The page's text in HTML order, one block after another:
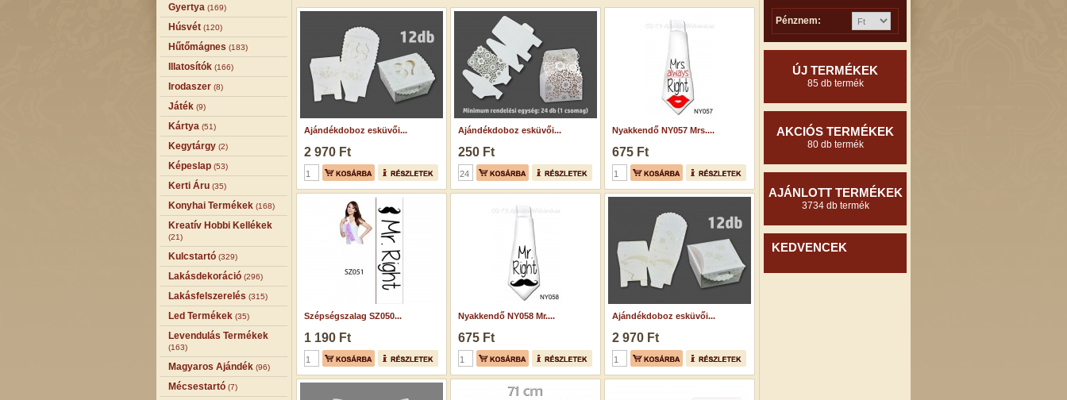
Gyertya (169)
Húsvét (120)
Hűtőmágnes (183)
Illatosítók (166)
Irodaszer (8)
Játék (9)
Kártya (51)
Kegytárgy (2)
Képeslap (53)
Kerti Áru (35)
Konyhai Termékek (168)
Kreatív Hobbi Kellékek
(21)
Kulcstartó (329)
Lakásdekoráció (296)
Lakásfelszerelés (315)
Led Termékek (35)
Levendulás Termékek
(163)
Magyaros Ajándék (96)
Mécsestartó (7)
Ajándékdoboz esküvői...
2 970 Ft
Ajándékdoboz esküvői...
250 Ft
Nyakkendő NY057 Mrs....
675 Ft
Szépségszalag SZ050...
1 190 Ft
Nyakkendő NY058 Mr....
675 Ft
Ajándékdoboz esküvői...
2 970 Ft
Pénznem:
ÚJ TERMÉKEK
85 db termék
AKCIÓS TERMÉKEK
80 db termék
AJÁNLOTT TERMÉKEK
3734 db termék
KEDVENCEK